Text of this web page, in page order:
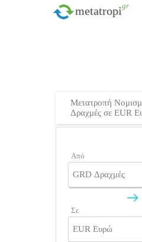
metatropi.gr
Μετατροπή
Δραχμές σε EUR
Από
Σε